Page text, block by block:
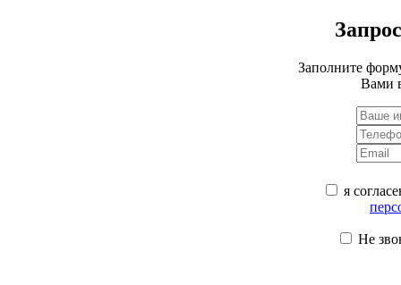
Заполните
Вами
я
Не